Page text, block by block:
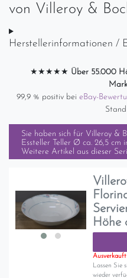
von Villeroy &
Herstellerinformationen /
★★★★★ Über 55.000
99,9 % positiv bei eBay-
Sie haben sich für Villeroy &
Essteller Teller Ø ca. 26,5 cm
Weitere Artikel aus dieser
Höhe
Ausverkauft
Lassen Sie
wieder